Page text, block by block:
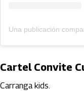
Cartel Convite
Carranga kids.